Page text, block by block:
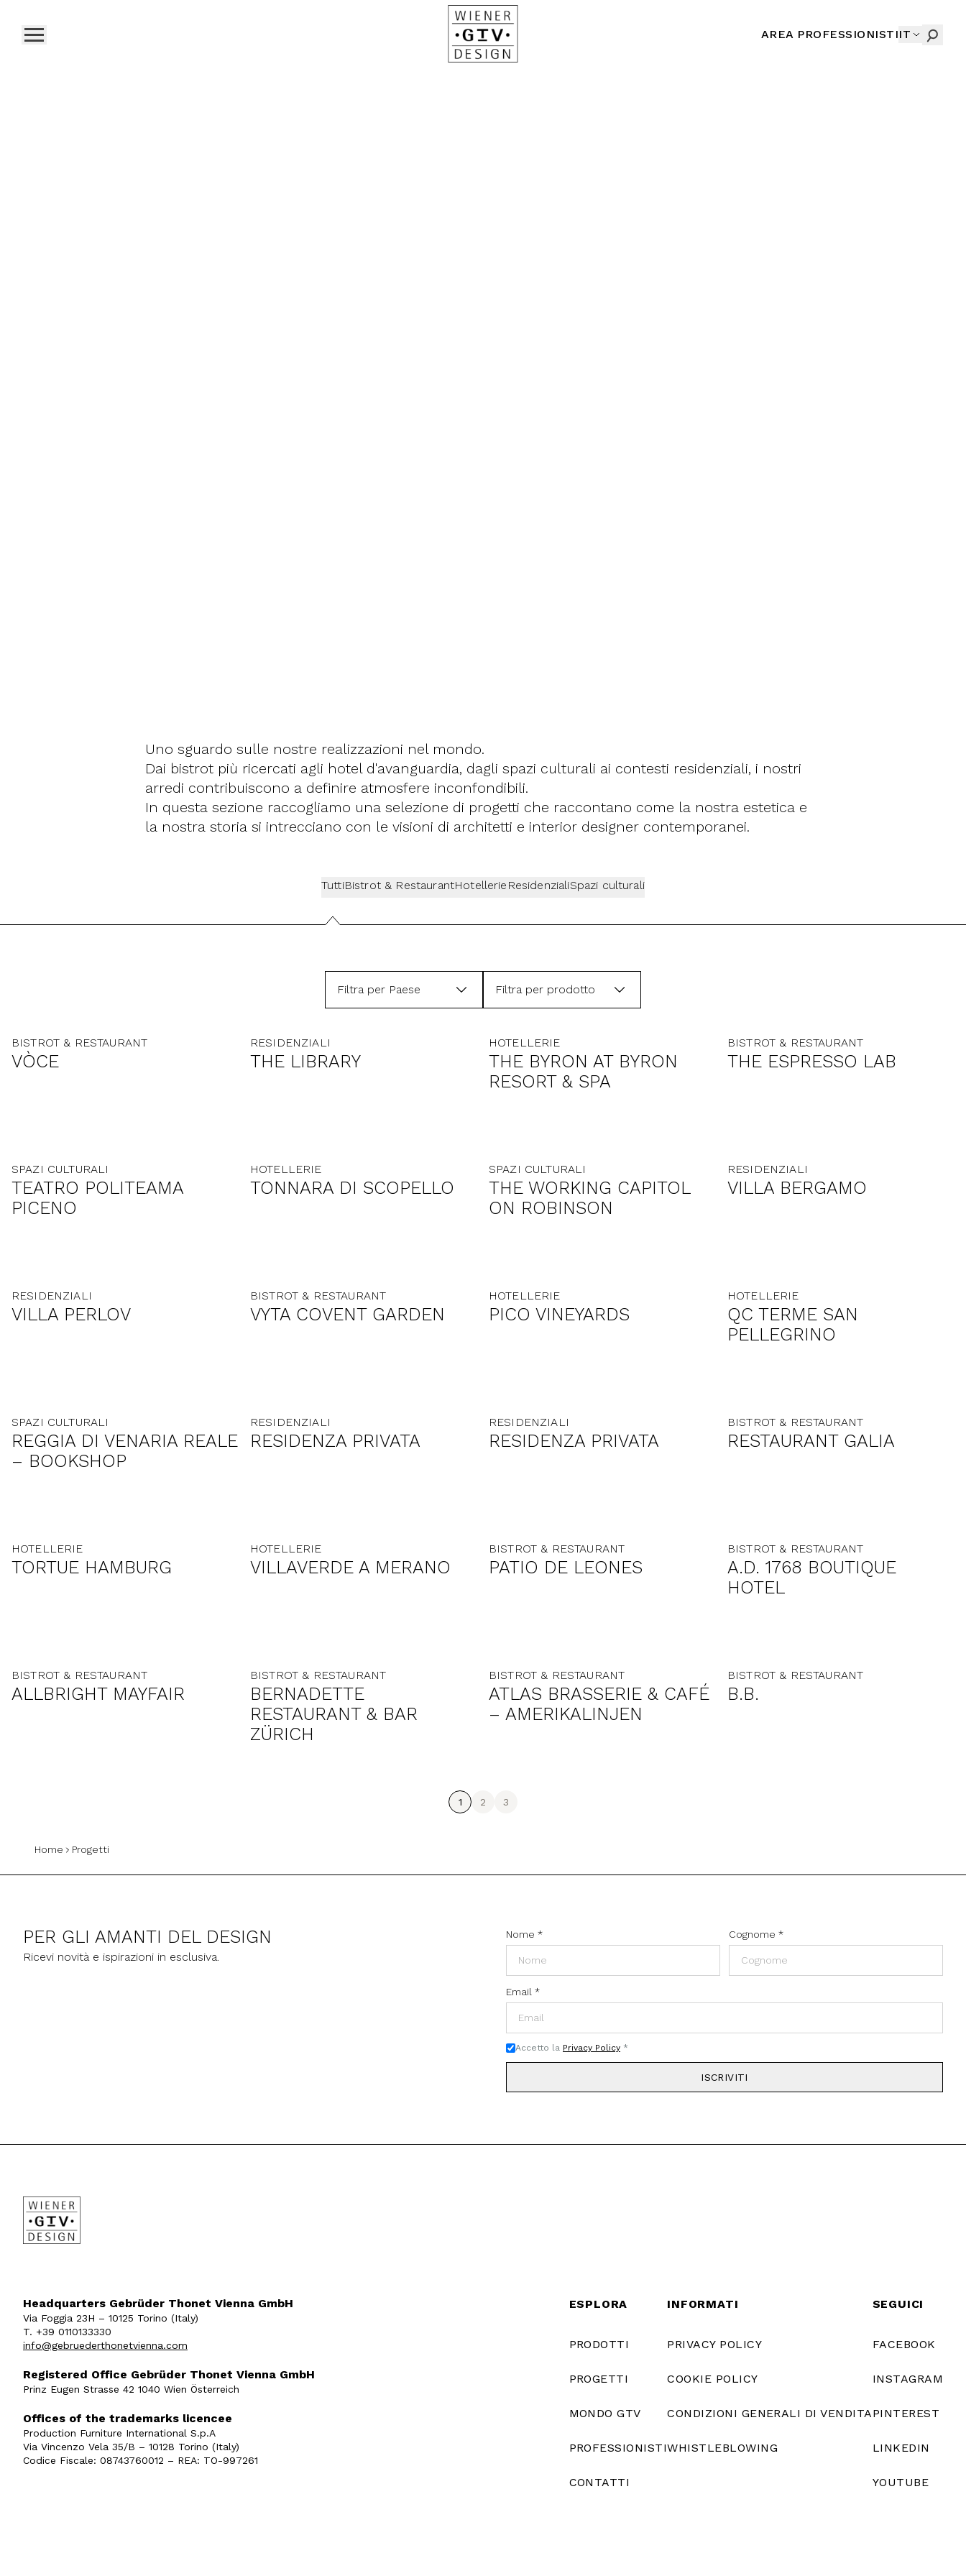
AREA PROFESSIONISTIIT
Uno sguardo sulle nostre realizzazioni nel mondo.
Dai bistrot più ricercati agli hotel d'avanguardia, dagli spazi culturali ai contesti residenziali, i nostri
arredi contribuiscono a definire atmosfere inconfondibili.
In questa sezione raccogliamo una selezione di progetti che raccontano come la nostra estetica e
la nostra storia si intrecciano con le visioni di architetti e interior designer contemporanei.
TuttiBistrot & RestaurantHotellerie ResidenzialiSpazi culturali
Filtra per Paese Filtra per prodotto
BISTROT & RESTAURANT
VÒCE
RESIDENZIALI
THE LIBRARY
HOTELLERIE
THE BYRON AT BYRON
RESORT & SPA
BISTROT & RESTAURANT
THE ESPRESSO LAB
SPAZI CULTURALI
TEATRO POLITEAMA
PICENO
HOTELLERIE
TONNARA DI SCOPELLO
SPAZI CULTURALI
THE WORKING CAPITOL
ON ROBINSON
RESIDENZIALI
VILLA BERGAMO
RESIDENZIALI
VILLA PERLOV
BISTROT & RESTAURANT
VYTA COVENT GARDEN
HOTELLERIE
PICO VINEYARDS
HOTELLERIE
QC TERME SAN
PELLEGRINO
SPAZI CULTURALI
REGGIA DI VENARIA REALE
– BOOKSHOP
RESIDENZIALI
RESIDENZA PRIVATA
RESIDENZIALI
RESIDENZA PRIVATA
BISTROT & RESTAURANT
RESTAURANT GALIA
HOTELLERIE
TORTUE HAMBURG
HOTELLERIE
VILLAVERDE A MERANO
BISTROT & RESTAURANT
PATIO DE LEONES
BISTROT & RESTAURANT
A.D. 1768 BOUTIQUE
HOTEL
BISTROT & RESTAURANT
ALLBRIGHT MAYFAIR
BISTROT & RESTAURANT
BERNADETTE
RESTAURANT & BAR
ZÜRICH
BISTROT & RESTAURANT
ATLAS BRASSERIE & CAFÉ
– AMERIKALINJEN
BISTROT & RESTAURANT
B.B.
1 2 3
Home Progetti
PER GLI AMANTI DEL DESIGN
Ricevi novità e ispirazioni in esclusiva.
Nome * Cognome *
Email *
Accetto la Privacy Policy *
ISCRIVITI
Headquarters Gebrüder Thonet Vienna GmbH
Via Foggia 23H – 10125 Torino (Italy)
T. +39 0110133330
info@gebruederthonetvienna.com
Registered Office Gebrüder Thonet Vienna GmbH
Prinz Eugen Strasse 42 1040 Wien Österreich
Offices of the trademarks licencee
Production Furniture International S.p.A
Via Vincenzo Vela 35/B – 10128 Torino (Italy)
Codice Fiscale: 08743760012 – REA: TO-997261
ESPLORA
PRODOTTI
PROGETTI
MONDO GTV
PROFESSIONISTI
CONTATTI
INFORMATI
PRIVACY POLICY
COOKIE POLICY
CONDIZIONI GENERALI DI VENDITA
WHISTLEBLOWING
SEGUICI
FACEBOOK
INSTAGRAM
PINTEREST
LINKEDIN
YOUTUBE